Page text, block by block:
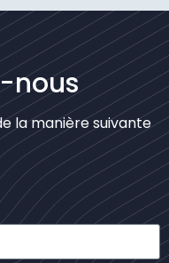
nous
la manière suivante